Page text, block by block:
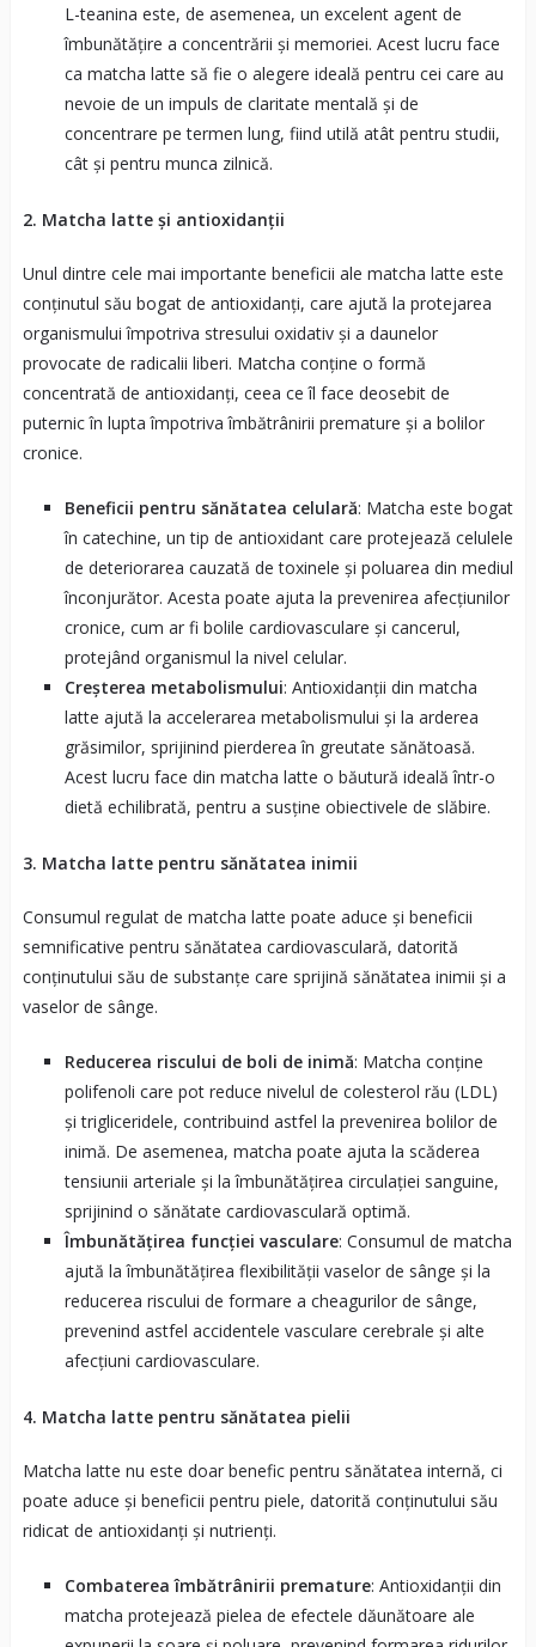
L-teanina este, de asemenea, un excelent agent de
îmbunătățire a concentrării și memoriei. Acest lucru face
ca matcha latte să fie o alegere ideală pentru cei care au
nevoie de un impuls de claritate mentală și de
concentrare pe termen lung, fiind utilă atât pentru studii,
cât și pentru munca zilnică.
2. Matcha latte și antioxidanții
Unul dintre cele mai importante beneficii ale matcha latte este
conținutul său bogat de antioxidanți, care ajută la protejarea
organismului împotriva stresului oxidativ și a daunelor
provocate de radicalii liberi. Matcha conține o formă
concentrată de antioxidanți, ceea ce îl face deosebit de
puternic în lupta împotriva îmbătrânirii premature și a bolilor
cronice.
Beneficii pentru sănătatea celulară: Matcha este bogat
în catechine, un tip de antioxidant care protejează celulele
de deteriorarea cauzată de toxinele și poluarea din mediul
înconjurător. Acesta poate ajuta la prevenirea afecțiunilor
cronice, cum ar fi bolile cardiovasculare și cancerul,
protejând organismul la nivel celular.
Creșterea metabolismului: Antioxidanții din matcha
latte ajută la accelerarea metabolismului și la arderea
grăsimilor, sprijinind pierderea în greutate sănătoasă.
Acest lucru face din matcha latte o băutură ideală într-o
dietă echilibrată, pentru a susține obiectivele de slăbire.
3. Matcha latte pentru sănătatea inimii
Consumul regulat de matcha latte poate aduce și beneficii
semnificative pentru sănătatea cardiovasculară, datorită
conținutului său de substanțe care sprijină sănătatea inimii și a
vaselor de sânge.
Reducerea riscului de boli de inimă: Matcha conține
polifenoli care pot reduce nivelul de colesterol rău (LDL)
și trigliceridele, contribuind astfel la prevenirea bolilor de
inimă. De asemenea, matcha poate ajuta la scăderea
tensiunii arteriale și la îmbunătățirea circulației sanguine,
sprijinind o sănătate cardiovasculară optimă.
Îmbunătățirea funcției vasculare: Consumul de matcha
ajută la îmbunătățirea flexibilității vaselor de sânge și la
reducerea riscului de formare a cheagurilor de sânge,
prevenind astfel accidentele vasculare cerebrale și alte
afecțiuni cardiovasculare.
4. Matcha latte pentru sănătatea pielii
Matcha latte nu este doar benefic pentru sănătatea internă, ci
poate aduce și beneficii pentru piele, datorită conținutului său
ridicat de antioxidanți și nutrienți.
Combaterea îmbătrânirii premature: Antioxidanții din
matcha protejează pielea de efectele dăunătoare ale